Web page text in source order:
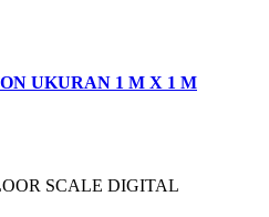
UKURAN 1 M X 1 M
SCALE DIGITAL